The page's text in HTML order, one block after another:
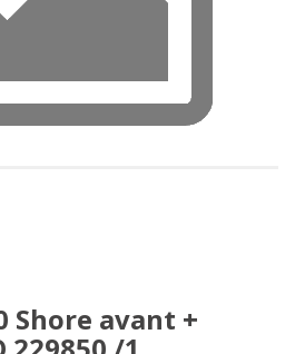
Shore avant +